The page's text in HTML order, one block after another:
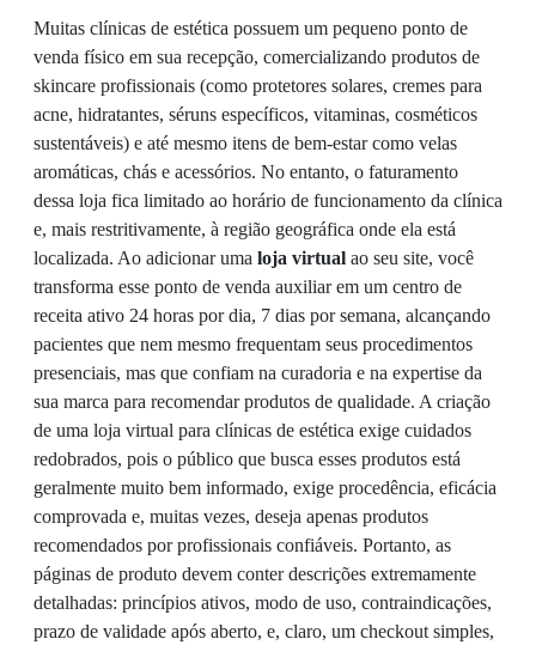
Muitas clínicas de estética possuem um pequeno ponto de
venda físico em sua recepção, comercializando produtos de
skincare profissionais (como protetores solares, cremes para
acne, hidratantes, séruns específicos, vitaminas, cosméticos
sustentáveis) e até mesmo itens de bem-estar como velas
aromáticas, chás e acessórios. No entanto, o faturamento
dessa loja fica limitado ao horário de funcionamento da clínica
e, mais restritivamente, à região geográfica onde ela está
localizada. Ao adicionar uma loja virtual ao seu site, você
transforma esse ponto de venda auxiliar em um centro de
receita ativo 24 horas por dia, 7 dias por semana, alcançando
pacientes que nem mesmo frequentam seus procedimentos
presenciais, mas que confiam na curadoria e na expertise da
sua marca para recomendar produtos de qualidade. A criação
de uma loja virtual para clínicas de estética exige cuidados
redobrados, pois o público que busca esses produtos está
geralmente muito bem informado, exige procedência, eficácia
comprovada e, muitas vezes, deseja apenas produtos
recomendados por profissionais confiáveis. Portanto, as
páginas de produto devem conter descrições extremamente
detalhadas: princípios ativos, modo de uso, contraindicações,
prazo de validade após aberto, e, claro, um checkout simples,